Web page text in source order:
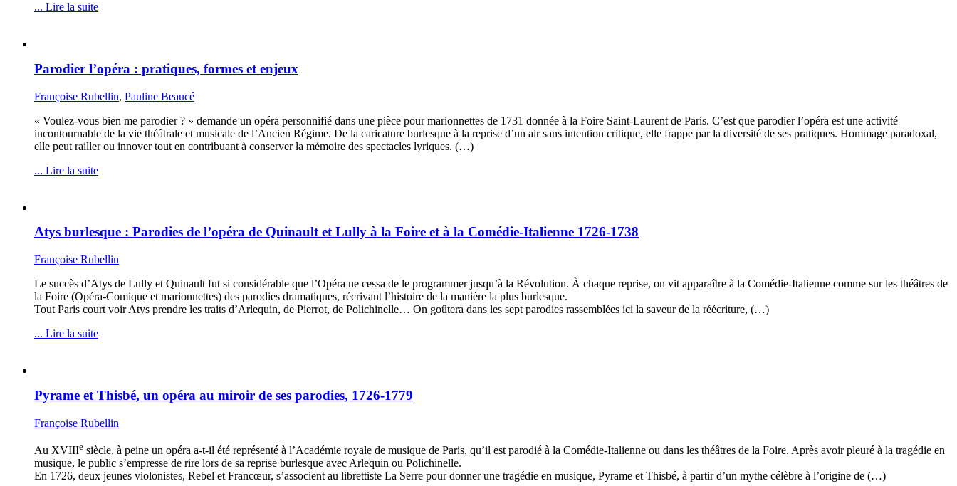
... Lire la suite
Parodier l’opéra : pratiques, formes et enjeux
Françoise Rubellin, Pauline Beaucé
« Voulez-vous bien me parodier ? » demande un opéra personnifié dans une pièce pour marionnettes de 1731 donnée à la Foire Saint-Laurent de Paris. C’est que parodier l’opéra est une activité
incontournable de la vie théâtrale et musicale de l’Ancien Régime. De la caricature burlesque à la reprise d’un air sans intention critique, elle frappe par la diversité de ses pratiques. Hommage paradoxal,
elle peut railler ou innover tout en contribuant à conserver la mémoire des spectacles lyriques. (…)
... Lire la suite
Atys burlesque : Parodies de l’opéra de Quinault et Lully à la Foire et à la Comédie-Italienne 1726-1738
Françoise Rubellin
Le succès d’Atys de Lully et Quinault fut si considérable que l’Opéra ne cessa de le programmer jusqu’à la Révolution. À chaque reprise, on vit apparaître à la Comédie-Italienne comme sur les théâtres de
la Foire (Opéra-Comique et marionnettes) des parodies dramatiques, récrivant l’histoire de la manière la plus burlesque.
Tout Paris court voir Atys prendre les traits d’Arlequin, de Pierrot, de Polichinelle… On goûtera dans les sept parodies rassemblées ici la saveur de la réécriture, (…)
... Lire la suite
Pyrame et Thisbé, un opéra au miroir de ses parodies, 1726-1779
Françoise Rubellin
Au XVIIIe siècle, à peine un opéra a-t-il été représenté à l’Académie royale de musique de Paris, qu’il est parodié à la Comédie-Italienne ou dans les théâtres de la Foire. Après avoir pleuré à la tragédie en
musique, le public s’empresse de rire lors de sa reprise burlesque avec Arlequin ou Polichinelle.
En 1726, deux jeunes violonistes, Rebel et Francœur, s’associent au librettiste La Serre pour donner une tragédie en musique, Pyrame et Thisbé, à partir d’un mythe célèbre à l’origine de (…)